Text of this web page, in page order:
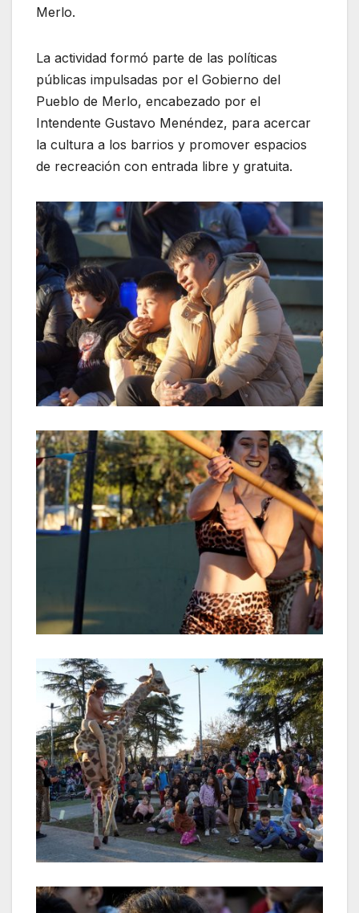
Merlo.
La actividad formó parte de las políticas
públicas impulsadas por el Gobierno del
Pueblo de Merlo, encabezado por el
Intendente Gustavo Menéndez, para acercar
la cultura a los barrios y promover espacios
de recreación con entrada libre y gratuita.